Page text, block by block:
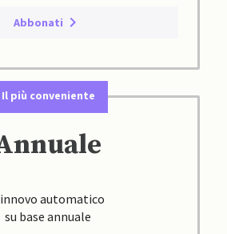
Abbonati
Il più conveniente
automatico
su base annuale